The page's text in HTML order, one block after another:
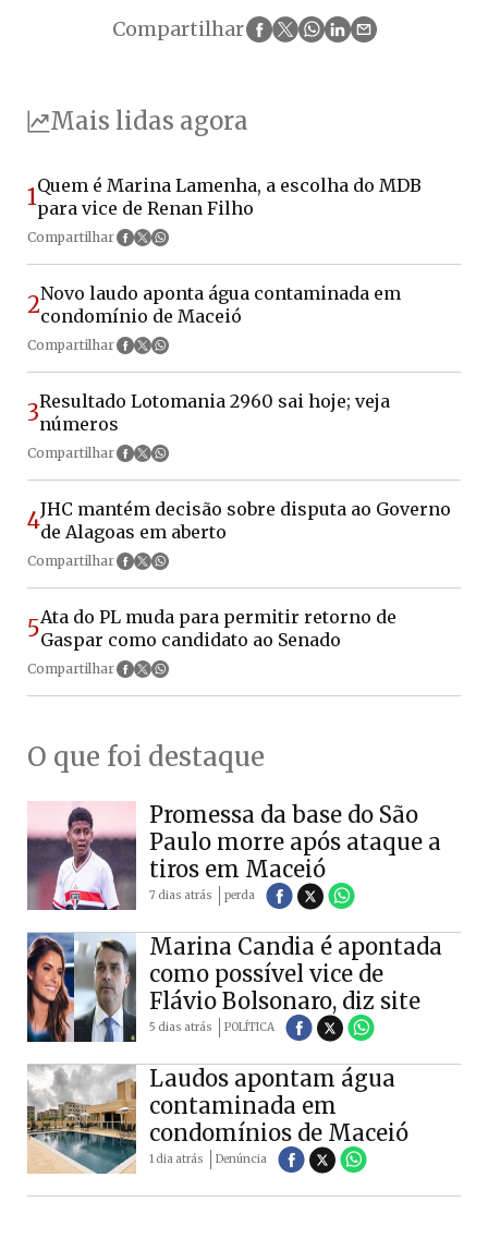
Compartilhar
Mais lidas agora
1Quem é Marina Lamenha, a escolha do MDB
para vice de Renan Filho
Compartilhar
2Novo laudo aponta água contaminada em
condomínio de Maceió
Compartilhar
3Resultado Lotomania 2960 sai hoje; veja
números
Compartilhar
4JHC mantém decisão sobre disputa ao Governo
de Alagoas em aberto
Compartilhar
5Ata do PL muda para permitir retorno de
Gaspar como candidato ao Senado
Compartilhar
O que foi destaque
Promessa da base do São
Paulo morre após ataque a
tiros em Maceió
7 dias atrás perda
Marina Candia é apontada
como possível vice de
Flávio Bolsonaro, diz site
5 dias atrás POLÍTICA
Laudos apontam água
contaminada em
condomínios de Maceió
1 dia atrás Denúncia